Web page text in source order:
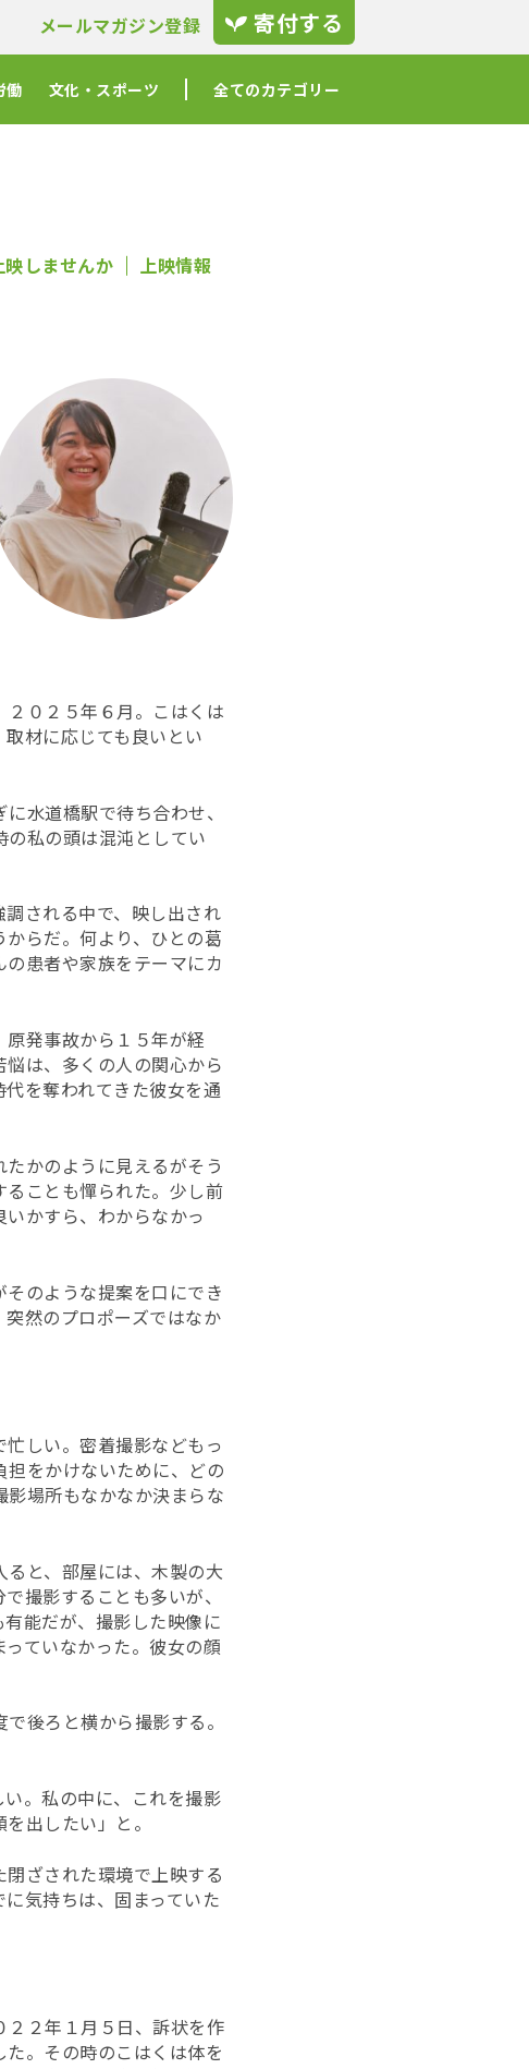
メールマガジン登録 寄付する
働 文化・スポーツ 全てのカテゴリー
映しませんか 上映情報
０２５年６月。こはくは
材に応じても良いとい
水道橋駅で待ち合わせ、
私の頭は混沌としてい
される中で、映し出され
らだ。何より、ひとの葛
患者や家族をテーマにカ
発事故から１５年が経
は、多くの人の関心から
を奪われてきた彼女を通
かのように見えるがそう
ことも憚られた。少し前
かすら、わからなかっ
のような提案を口にでき
然のプロポーズではなか
しい。密着撮影などもっ
をかけないために、どの
場所もなかなか決まらな
と、部屋には、木製の大
撮影することも多いが、
能だが、撮影した映像に
ていなかった。彼女の顔
後ろと横から撮影する。
。私の中に、これを撮影
出したい」と。
ざされた環境で上映する
気持ちは、固まっていた
２２年１月５日、訴状を作
。その時のこはくは体を